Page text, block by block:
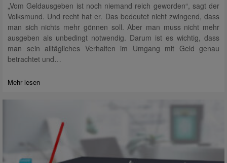
„Vom Geldausgeben ist noch niemand reich geworden“, sagt der
Volksmund. Und recht hat er. Das bedeutet nicht zwingend, dass
man sich nichts mehr gönnen soll. Aber man muss nicht mehr
ausgeben als unbedingt notwendig. Darum ist es wichtig, dass
man sein alltägliches Verhalten im Umgang mit Geld genau
betrachtet und…
Mehr lesen